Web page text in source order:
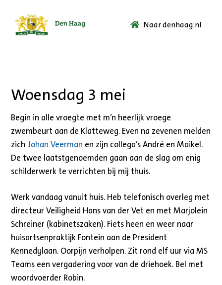
Ga
Naar denhaag.nl
Woensdag 3 mei
Begin in alle vroegte met m’n heerlijk vroege
zwembeurt aan de Klatteweg. Even na zevenen melden
zich Johan Veerman en zijn collega’s André en Maikel.
De twee laatstgenoemden gaan aan de slag om enig
schilderwerk te verrichten bij mij thuis.
Werk vandaag vanuit huis. Heb telefonisch overleg met
directeur Veiligheid Hans van der Vet en met Marjolein
Schreiner (kabinetszaken). Fiets heen en weer naar
huisartsenpraktijk Fontein aan de President
Kennedylaan. Oorpijn verholpen. Zit rond elf uur via MS
Teams een vergadering voor van de driehoek. Bel met
woordvoerder Robin.